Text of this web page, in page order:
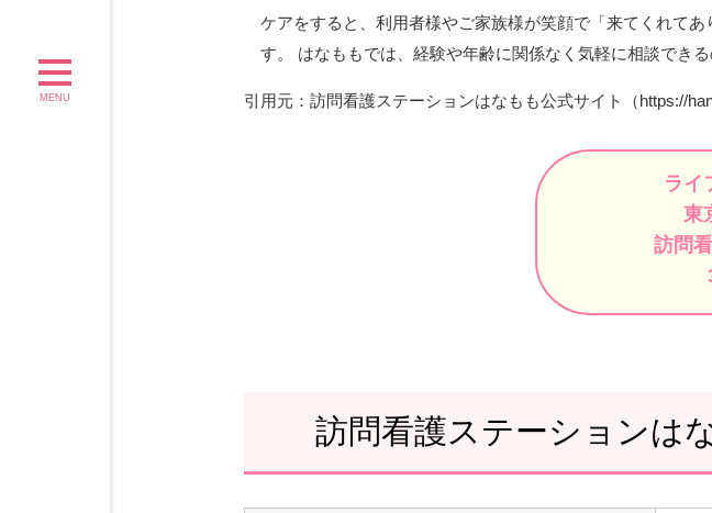
MENU
ケアをすると、利用者様やご家族様が笑顔で「来てくれて
す。 はなももでは、経験や年齢に関係なく気軽に相談でき
引用元：訪問看護ステーションはなもも公式サイト（https://
ライ
東
訪問
訪問看護ステーションは